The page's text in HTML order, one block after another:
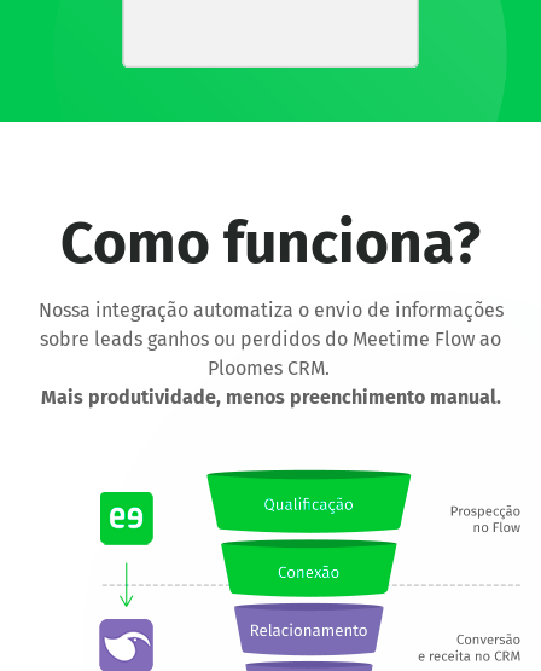
Como funciona?
Nossa integração automatiza o envio de informações
sobre leads ganhos ou perdidos do Meetime Flow ao
Ploomes CRM.
Mais produtividade, menos preenchimento manual.